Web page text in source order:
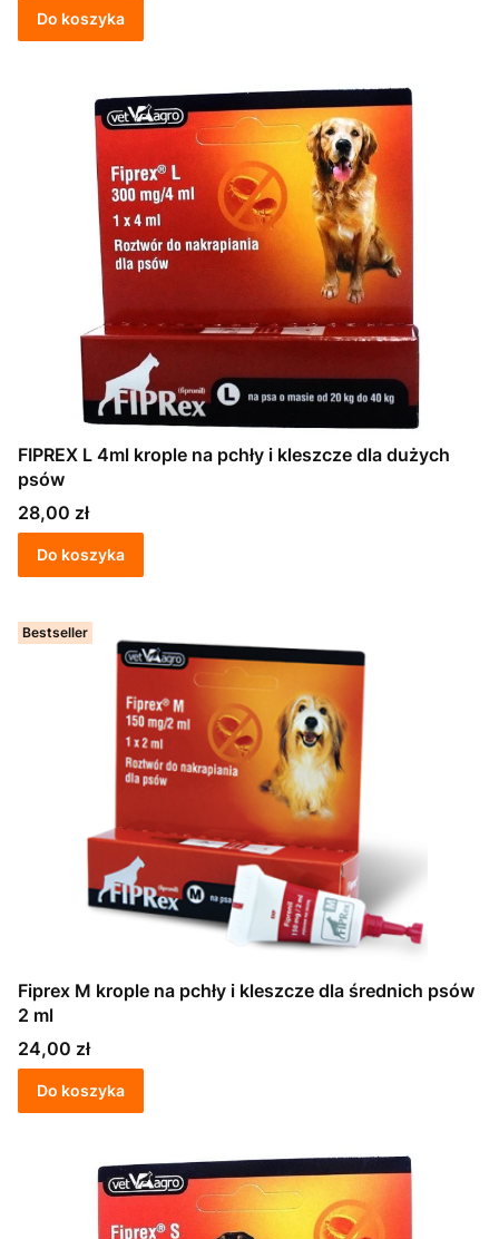
Do koszyka
FIPREX L 4ml krople na pchły i kleszcze dla dużych
psów
Cena
28,00 zł
Do koszyka
Bestseller
Fiprex M krople na pchły i kleszcze dla średnich psów
2 ml
Cena
24,00 zł
Do koszyka